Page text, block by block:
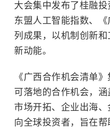
大会集中发布了桂融
东盟人工智能指数、
列成果，以机制创新
新动能。
《广西合作机会清单
可落地的合作机会，涵
市场开拓、企业出海
向全球投资者，旨在